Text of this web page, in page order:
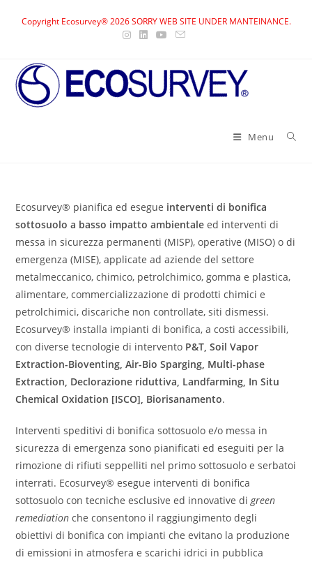
Copyright Ecosurvey® 2026 SORRY WEB SITE UNDER MANTEINANCE.
Menu
Ecosurvey® pianifica ed esegue interventi di bonifica
sottosuolo a basso impatto ambientale ed interventi di
messa in sicurezza permanenti (MISP), operative (MISO) o di
emergenza (MISE), applicate ad aziende del settore
metalmeccanico, chimico, petrolchimico, gomma e plastica,
alimentare, commercializzazione di prodotti chimici e
petrolchimici, discariche non controllate, siti dismessi.
Ecosurvey® installa impianti di bonifica, a costi accessibili,
con diverse tecnologie di intervento P&T, Soil Vapor
Extraction-Bioventing, Air-Bio Sparging, Multi-phase
Extraction, Declorazione riduttiva, Landfarming, In Situ
Chemical Oxidation [ISCO], Biorisanamento.
Interventi speditivi di bonifica sottosuolo e/o messa in
sicurezza di emergenza sono pianificati ed eseguiti per la
rimozione di rifiuti seppelliti nel primo sottosuolo e serbatoi
interrati. Ecosurvey® esegue interventi di bonifica
sottosuolo con tecniche esclusive ed innovative digreen
remediation che consentono il raggiungimento degli
obiettivi di bonifica con impianti che evitano la produzione
di emissioni in atmosfera e scarichi idrici in pubblica